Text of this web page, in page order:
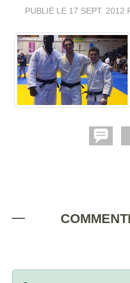
PUBLIÉ LE 17 SEPT. 2012